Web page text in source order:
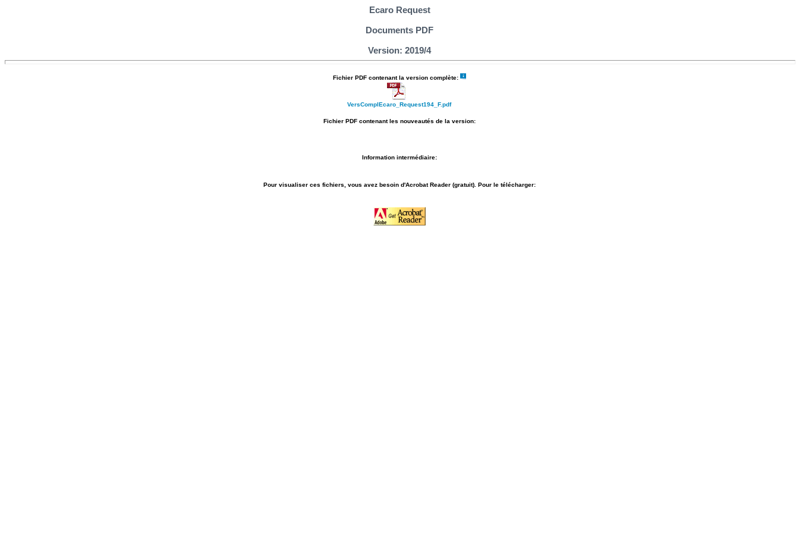
Ecaro Request
Documents PDF
Version: 2019/4
Fichier PDF contenant la version complète:
VersComplEcaro_Request194_F.pdf
Fichier PDF contenant les nouveautés de la version:
Information intermédiaire:
Pour visualiser ces fichiers, vous avez besoin d'Acrobat Reader (gratuit). Pour le télécharger: